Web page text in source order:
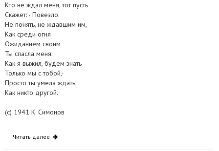
Кто не ждал меня, тот пусть
Скажет: - Повезло.
Не понять, не ждавшим им,
Как среди огня
Ожиданием своим
Ты спасла меня.
Как я выжил, будем знать
Только мы с тобой,-
Просто ты умела ждать,
Как никто другой.
(c) 1941 К. Симонов
Читать далее